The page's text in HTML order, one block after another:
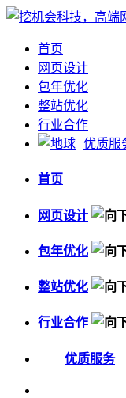
首页
网页设计
包年优化
整站优化
行业合作
优质服
首页
网页设计
包年优化
整站优化
行业合作
优质服务